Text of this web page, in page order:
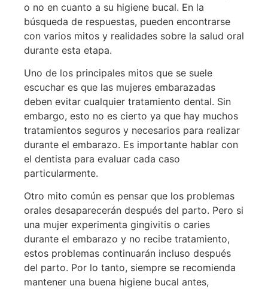
o no en cuanto a su higiene bucal. En la
búsqueda de respuestas, pueden encontrarse
con varios mitos y realidades sobre la salud oral
durante esta etapa.
Uno de los principales mitos que se suele
escuchar es que las mujeres embarazadas
deben evitar cualquier tratamiento dental. Sin
embargo, esto no es cierto ya que hay muchos
tratamientos seguros y necesarios para realizar
durante el embarazo. Es importante hablar con
el dentista para evaluar cada caso
particularmente.
Otro mito común es pensar que los problemas
orales desaparecerán después del parto. Pero si
una mujer experimenta gingivitis o caries
durante el embarazo y no recibe tratamiento,
estos problemas continuarán incluso después
del parto. Por lo tanto, siempre se recomienda
mantener una buena higiene bucal antes,